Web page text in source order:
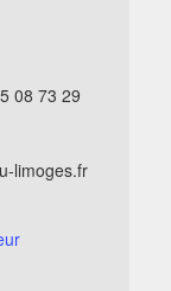
08 73 29
limoges.fr